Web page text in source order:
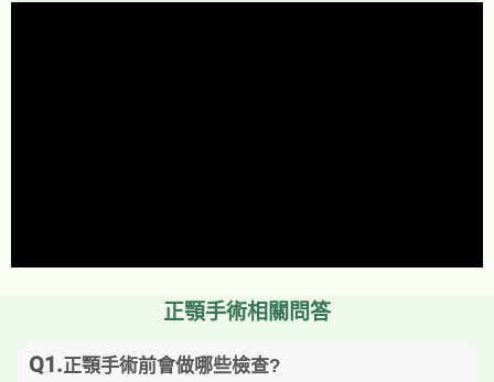
正顎手術相關問答
Q1.正顎手術前會做哪些檢查?